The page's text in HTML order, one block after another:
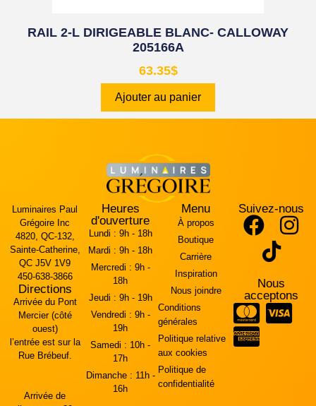
RAIL 2-L DIRIGEABLE BLANC- CALLOWAY
205166A
63.35$
Ajouter au panier
Luminaires Paul
Grégoire Inc
4820, QC-132,
Sainte-Catherine,
QC J5V 1V9
450-638-3866
Directions
Arrivée du Pont
Mercier (côté
ouest)
l’entrée est sur la
Rue Brébeuf.
Arrivée de
Heures
d'ouverture
Lundi : 9h - 18h
Mardi : 9h - 18h
Mercredi : 9h -
18h
Jeudi : 9h - 19h
Vendredi : 9h -
19h
Samedi : 10h -
17h
Dimanche : 11h -
16h
Menu
À propos
Boutique
Carrière
Inspiration
Nous joindre
Conditions
générales
Politique relative
aux cookies
Politique de
confidentialité
Suivez-nous
Nous
acceptons